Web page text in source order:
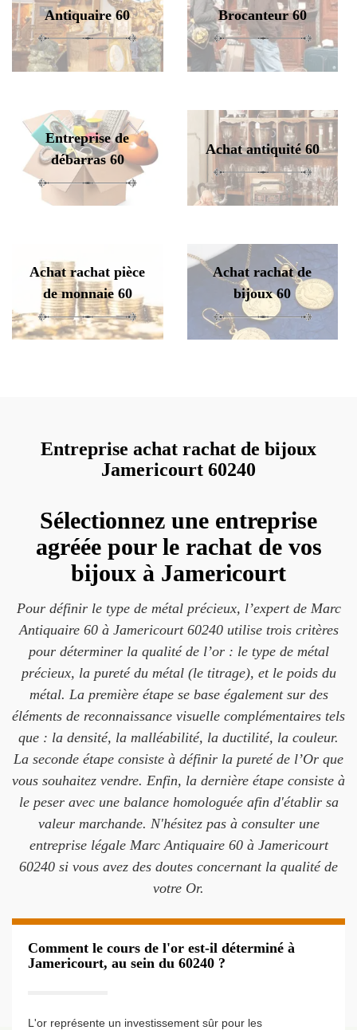
Antiquaire 60 Brocanteur 60
Entreprise de
débarras 60
Achat antiquité 60
Achat rachat pièce
de monnaie 60
Achat rachat de
bijoux 60
Entreprise achat rachat de bijoux
Jamericourt 60240
Sélectionnez une entreprise
agréée pour le rachat de vos
bijoux à Jamericourt
Pour définir le type de métal précieux, l’expert de Marc
Antiquaire 60 à Jamericourt 60240 utilise trois critères
pour déterminer la qualité de l’or : le type de métal
précieux, la pureté du métal (le titrage), et le poids du
métal. La première étape se base également sur des
éléments de reconnaissance visuelle complémentaires tels
que : la densité, la malléabilité, la ductilité, la couleur.
La seconde étape consiste à définir la pureté de l’Or que
vous souhaitez vendre. Enfin, la dernière étape consiste à
le peser avec une balance homologuée afin d'établir sa
valeur marchande. N'hésitez pas à consulter une
entreprise légale Marc Antiquaire 60 à Jamericourt
60240 si vous avez des doutes concernant la qualité de
votre Or.
Comment le cours de l'or est-il déterminé à
Jamericourt, au sein du 60240 ?
L'or représente un investissement sûr pour les